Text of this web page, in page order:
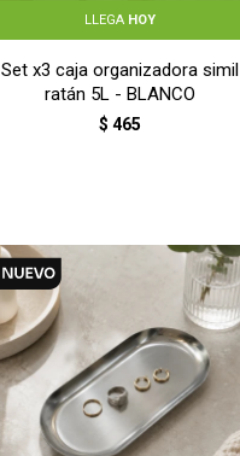
LLEGA HOY
Set x3 caja organizadora simil
ratán 5L - BLANCO
$ 465